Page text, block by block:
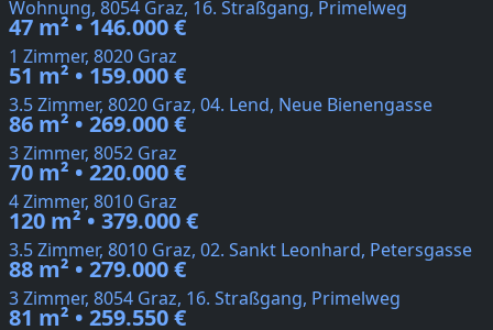
Wohnung, 8054 Graz, 16. Straßgang, Primelweg
47 m² • 146.000 €
1 Zimmer, 8020 Graz
51 m² • 159.000 €
3.5 Zimmer, 8020 Graz, 04. Lend, Neue Bienengasse
86 m² • 269.000 €
3 Zimmer, 8052 Graz
70 m² • 220.000 €
4 Zimmer, 8010 Graz
120 m² • 379.000 €
3.5 Zimmer, 8010 Graz, 02. Sankt Leonhard, Petersgasse
88 m² • 279.000 €
3 Zimmer, 8054 Graz, 16. Straßgang, Primelweg
81 m² • 259.550 €